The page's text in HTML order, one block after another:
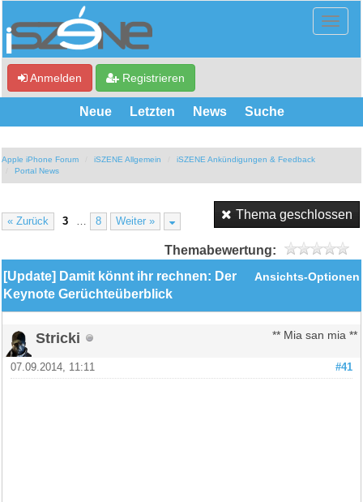
Anmelden Registrieren
Neue Letzten News Suche
Apple iPhone Forum iSZENE Allgemein
iSZENE Ankündigungen & Feedback
Portal News
« Zurück 3 8 Weiter » Thema geschlossen
Themabewertung:
Ansichts-Optionen
[Update] Damit könnt ihr rechnen: Der
Keynote Gerüchteüberblick
Stricki ** Mia san mia **
#41
07.09.2014, 11:11